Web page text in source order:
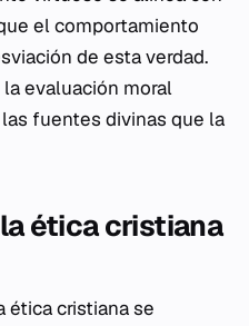
el comportamiento
de esta verdad.
evaluación moral
fuentes divinas que la
ética cristiana
ética cristiana se